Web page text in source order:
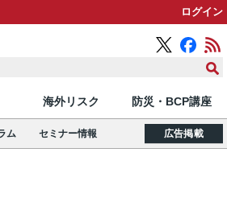
ログイン
海外リスク 防災・BCP講座
ム セミナー情報 広告掲載